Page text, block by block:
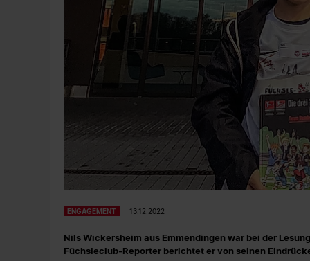
ENGAGEMENT 13.12.2022
Nils Wickersheim aus Emmendingen war bei der
Füchsleclub-Reporter berichtet er von seinen